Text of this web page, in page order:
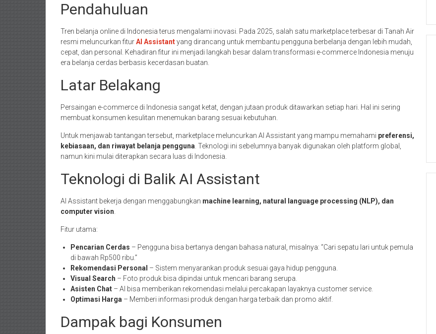
Pendahuluan
Tren belanja online di Indonesia terus mengalami inovasi. Pada 2025, salah satu marketplace terbesar di Tanah Air
resmi meluncurkan fiturAI Assistantyang dirancang untuk membantu pengguna berbelanja dengan lebih mudah,
cepat, dan personal. Kehadiran fitur ini menjadi langkah besar dalam transformasi e-commerce Indonesia menuju
era belanja cerdas berbasis kecerdasan buatan.
Latar Belakang
Persaingan e-commerce di Indonesia sangat ketat, dengan jutaan produk ditawarkan setiap hari. Hal ini sering
membuat konsumen kesulitan menemukan barang sesuai kebutuhan.
Untuk menjawab tantangan tersebut, marketplace meluncurkan AI Assistant yang mampu memahami preferensi,
kebiasaan, dan riwayat belanja pengguna . Teknologi ini sebelumnya banyak digunakan oleh platform global,
namun kini mulai diterapkan secara luas di Indonesia.
Teknologi di Balik AI Assistant
AI Assistant bekerja dengan menggabungkan machine learning, natural language processing (NLP), dan
computer vision
Fitur utama:
Pencarian Cerdas – Pengguna bisa bertanya dengan bahasa natural, misalnya: “Cari sepatu lari untuk pemula
di bawah Rp500 ribu.”
Rekomendasi Personal – Sistem menyarankan produk sesuai gaya hidup pengguna.
Visual Search – Foto produk bisa dipindai untuk mencari barang serupa.
Asisten Chat – AI bisa memberikan rekomendasi melalui percakapan layaknya customer service.
Optimasi Harga – Memberi informasi produk dengan harga terbaik dan promo aktif.
Dampak bagi Konsumen